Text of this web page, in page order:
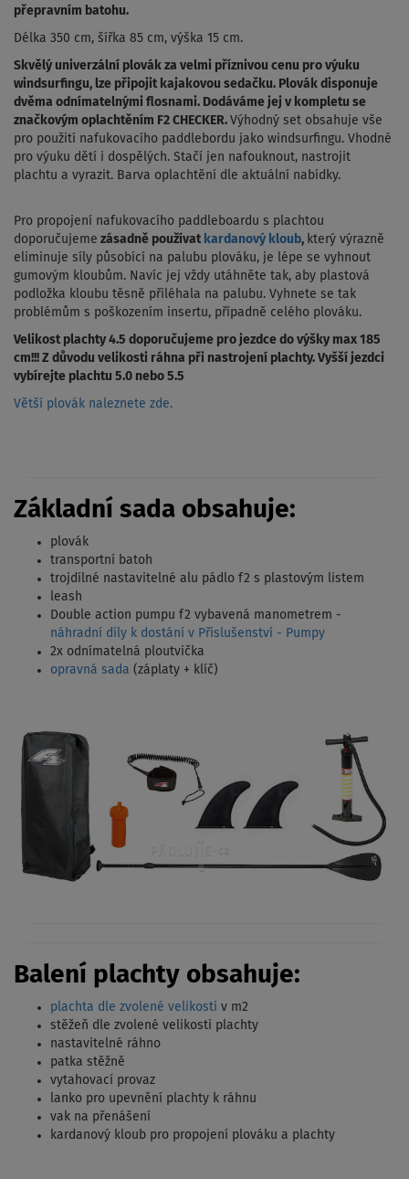
přepravním batohu.
Délka 350 cm, šířka 85 cm, výška 15 cm.
Skvělý univerzální plovák za velmi příznivou cenu pro výuku
windsurfingu, lze připojit kajakovou sedačku. Plovák disponuje
dvěma odnímatelnými flosnami. Dodáváme jej v kompletu se
značkovým oplachtěním F2 CHECKER. Výhodný set obsahuje vše
pro použití nafukovacího paddlebordu jako windsurfingu. Vhodné
pro výuku dětí i dospělých. Stačí jen nafouknout, nastrojit
plachtu a vyrazit. Barva oplachtění dle aktuální nabídky.
Pro propojení nafukovacího paddleboardu s plachtou
doporučujeme zásadně používat kardanový kloub, který výrazně
eliminuje síly působící na palubu plováku, je lépe se vyhnout
gumovým kloubům. Navíc jej vždy utáhněte tak, aby plastová
podložka kloubu těsně přiléhala na palubu. Vyhnete se tak
problémům s poškozením insertu, případně celého plováku.
Velikost plachty 4.5 doporučujeme pro jezdce do výšky max 185
cm!!! Z důvodu velikosti ráhna při nastrojení plachty. Vyšší jezdci
vybírejte plachtu 5.0 nebo 5.5
Větší plovák naleznete zde.
Základní sada obsahuje:
plovák
transportní batoh
trojdílné nastavitelné alu pádlo f2 s plastovým listem
leash
Double action pumpu f2 vybavená manometrem -
náhradní díly k dostání v Příslušenství - Pumpy
2x odnímatelná ploutvička
opravná sada (záplaty + klíč)
Balení plachty obsahuje:
plachta dle zvolené velikosti v m2
stěžeň dle zvolené velikosti plachty
nastavitelné ráhno
patka stěžně
vytahovací provaz
lanko pro upevnění plachty k ráhnu
vak na přenášení
kardanový kloub pro propojení plováku a plachty